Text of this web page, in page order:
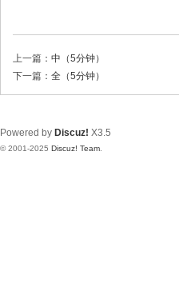
上一篇： 中（5分钟）
下一篇： 全（5分钟）
Powered by Discuz! X3.5
© 2001-2025 Discuz! Team